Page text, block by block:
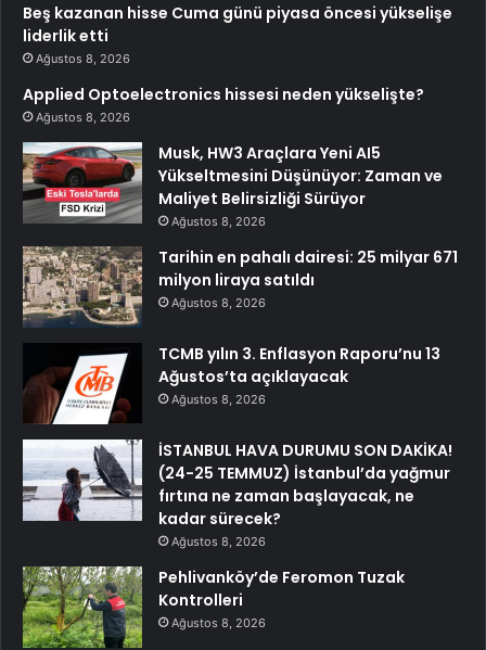
Beş kazanan hisse Cuma günü piyasa öncesi yükselişe
liderlik etti
Ağustos 8, 2026
Applied Optoelectronics hissesi neden yükselişte?
Ağustos 8, 2026
Musk, HW3 Araçlara Yeni AI5
Yükseltmesini Düşünüyor: Zaman ve
Maliyet Belirsizliği Sürüyor
Ağustos 8, 2026
Tarihin en pahalı dairesi: 25 milyar 671
milyon liraya satıldı
Ağustos 8, 2026
TCMB yılın 3. Enflasyon Raporu’nu 13
Ağustos’ta açıklayacak
Ağustos 8, 2026
İSTANBUL HAVA DURUMU SON DAKİKA!
(24-25 TEMMUZ) İstanbul’da yağmur
fırtına ne zaman başlayacak, ne
kadar sürecek?
Ağustos 8, 2026
Pehlivanköy’de Feromon Tuzak
Kontrolleri
Ağustos 8, 2026